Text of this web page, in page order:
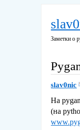
Заметки о
slav0nic
На
(на